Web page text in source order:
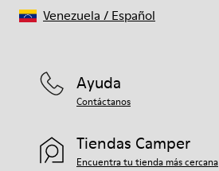
Ayuda
Contáctanos
Tiendas Camper
Encuentra tu tienda más cercana
Venezuela / Español